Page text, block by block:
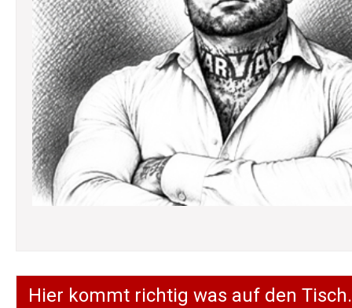
Hier kommt richtig was auf den Tisch.